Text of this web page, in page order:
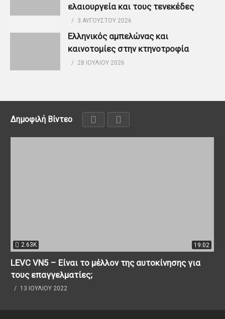
ελαιουργεία και τους τενεκέδες
3 ΑΥΓΟΎΣΤΟΥ 2026
Ελληνικός αμπελώνας και
καινοτομίες στην κτηνοτροφία
28 ΙΟΥΛΊΟΥ 2026
Δημοφιλή Βίντεο
2.63K 19:02
LEVC VN5 – Είναι το μέλλον της αυτοκίνησης για
τους επαγγελματίες;
13 ΙΟΥΛΊΟΥ 2022